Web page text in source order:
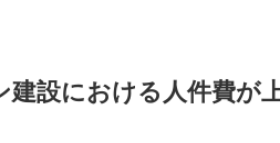
設における人件費が